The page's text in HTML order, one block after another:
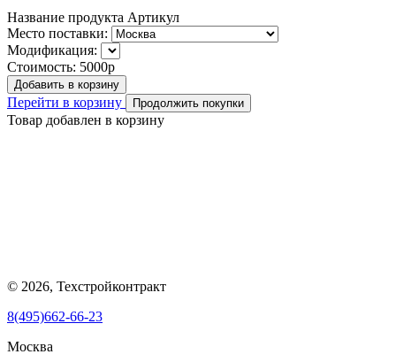
Название продукта Артикул
Место поставки:
Модификация:
Стоимость: 5000р
Добавить в корзину
Перейти в корзину Продолжить покупки
Товар добавлен в корзину
© 2026, Техстройконтракт
8(495)662-66-23
Москва